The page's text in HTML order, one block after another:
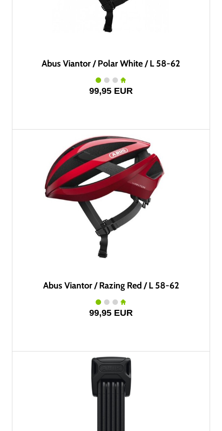
Abus Viantor / Polar White / L 58-62
99,95 EUR
Abus Viantor / Razing Red / L 58-62
99,95 EUR